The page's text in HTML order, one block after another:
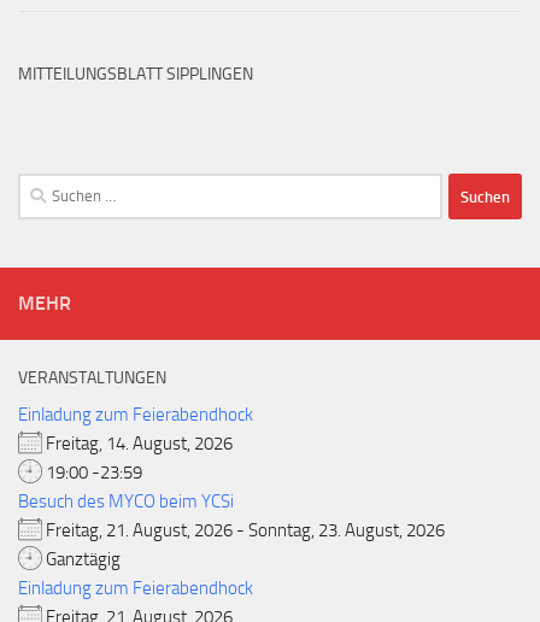
MITTEILUNGSBLATT SIPPLINGEN
Suchen
nach:
MEHR
VERANSTALTUNGEN
Einladung zum Feierabendhock
Freitag, 14. August, 2026
19:00 -23:59
Besuch des MYCO beim YCSi
Freitag, 21. August, 2026 - Sonntag, 23. August, 2026
Ganztägig
Einladung zum Feierabendhock
Freitag, 21. August, 2026